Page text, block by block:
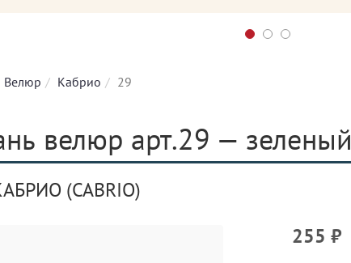
Велюр Кабрио
29
велюр арт.29 — зеленый
(CABRIO)
255 ₽